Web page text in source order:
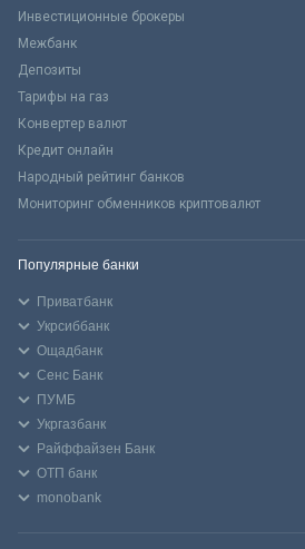
Инвестиционные брокеры
Межбанк
Депозиты
Тарифы на газ
Конвертер валют
Кредит онлайн
Народный рейтинг банков
Мониторинг обменников криптовалют
Популярные банки
Приватбанк
Укрсиббанк
Ощадбанк
Сенс Банк
ПУМБ
Укргазбанк
Райффайзен Банк
ОТП банк
monobank